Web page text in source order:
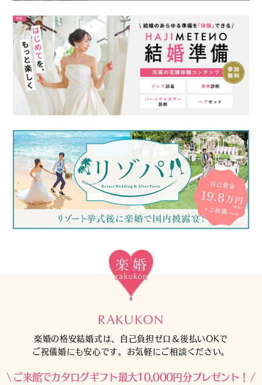
RAKUKON
楽婚の格安結婚式は、自己負担ゼロ＆後払いOKで
ご祝儀婚にも安心です。お気軽にご相談ください。
ご来館でカタログギフト最大10,000円分プレゼント！